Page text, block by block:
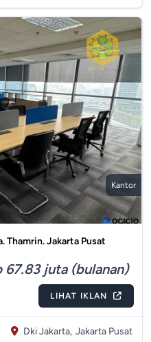
Kantor
Thamrin. Jakarta Pusat
67.83 juta (bulanan)
LIHAT IKLAN
Dki Jakarta, Jakarta Pusat